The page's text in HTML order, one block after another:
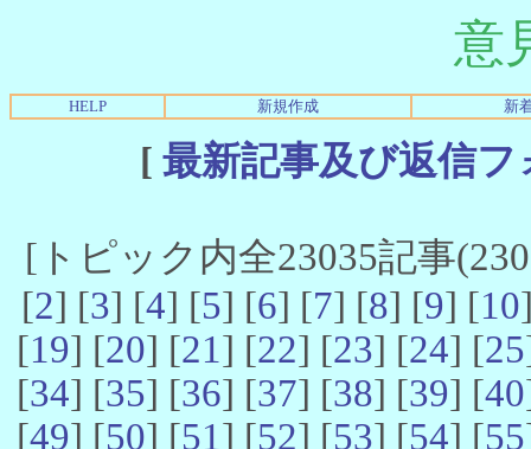
意
HELP 新規作成 新
[ 最新記事及び返信
[トピック内全23035記事
[2] [3] [4] [5] [6] [7] [8] [9] [10
[19] [20] [21] [22] [23] [24] [25
[34] [35] [36] [37] [38] [39] [40
[49] [50] [51] [52] [53] [54] [55